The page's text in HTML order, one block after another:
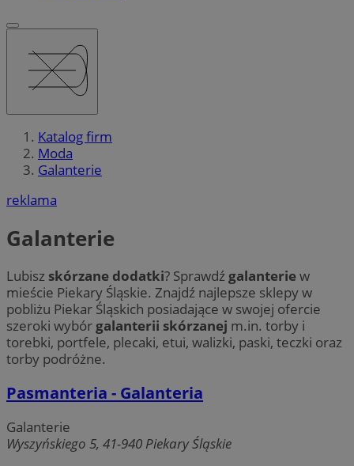
Katalog firm
Moda
Galanterie
reklama
Galanterie
Lubisz skórzane dodatki? Sprawdź galanteriew
mieście Piekary Śląskie. Znajdź najlepsze sklepy w
pobliżu Piekar Śląskich posiadające w swojej ofercie
szeroki wybór galanterii skórzanej m.in. torby i
torebki, portfele, plecaki, etui, walizki, paski, teczki oraz
torby podróżne.
Pasmanteria - Galanteria
Galanterie
Wyszyńskiego 5, 41-940 Piekary Śląskie